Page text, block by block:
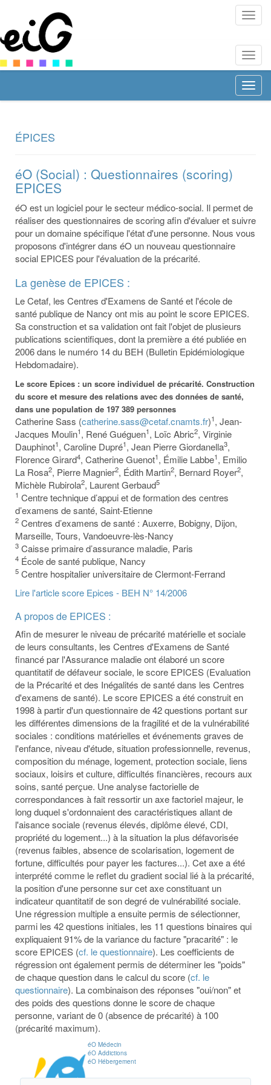
EIG
Santé
EIG
Santé
EIG
Santé
ÉPICES
éO (Social) : Questionnaires (scoring)
EPICES
éO est un logiciel pour le secteur médico-social. Il permet de
réaliser des questionnaires de scoring afin d'évaluer et suivre
pour un domaine spécifique l'état d'une personne. Nous vous
proposons d'intégrer dans éO un nouveau questionnaire
social EPICES pour l'évaluation de la précarité.
La genèse de EPICES :
Le Cetaf, les Centres d'Examens de Santé et l'école de
santé publique de Nancy ont mis au point le score EPICES.
Sa construction et sa validation ont fait l'objet de plusieurs
publications scientifiques, dont la première a été publiée en
2006 dans le numéro 14 du BEH (Bulletin Epidémiologique
Hebdomadaire).
Le score Epices : un score individuel de précarité. Construction
du score et mesure des relations avec des données de santé,
dans une population de 197 389 personnes
Catherine Sass (catherine.sass@cetaf.cnamts.fr)1, Jean-
Jacques Moulin1, René Guéguen1, Loïc Abric2, Virginie
Dauphinot1, Caroline Dupré1, Jean Pierre Giordanella3,
Florence Girard4, Catherine Guenot1, Émilie Labbe1, Emilio
La Rosa2, Pierre Magnier2, Édith Martin2, Bernard Royer2,
Michèle Rubirola2, Laurent Gerbaud5
1 Centre technique d’appui et de formation des centres
d’examens de santé, Saint-Etienne
2 Centres d’examens de santé : Auxerre, Bobigny, Dijon,
Marseille, Tours, Vandoeuvre-lès-Nancy
3 Caisse primaire d’assurance maladie, Paris
4 École de santé publique, Nancy
5 Centre hospitalier universitaire de Clermont-Ferrand
Lire l'article score Epices - BEH N° 14/2006
A propos de EPICES :
Afin de mesurer le niveau de précarité matérielle et sociale
de leurs consultants, les Centres d'Examens de Santé
financé par l'Assurance maladie ont élaboré un score
quantitatif de défaveur sociale, le score EPICES (Evaluation
de la Précarité et des Inégalités de santé dans les Centres
d'examens de santé). Le score EPICES a été construit en
1998 à partir d'un questionnaire de 42 questions portant sur
les différentes dimensions de la fragilité et de la vulnérabilité
sociales : conditions matérielles et événements graves de
l'enfance, niveau d'étude, situation professionnelle, revenus,
composition du ménage, logement, protection sociale, liens
sociaux, loisirs et culture, difficultés financières, recours aux
soins, santé perçue. Une analyse factorielle de
correspondances à fait ressortir un axe factoriel majeur, le
long duquel s'ordonnaient des caractéristiques allant de
l'aisance sociale (revenus élevés, diplôme élevé, CDI,
propriété du logement...) à la situation la plus défavorisée
(revenus faibles, absence de scolarisation, logement de
fortune, difficultés pour payer les factures...). Cet axe a été
interprété comme le reflet du gradient social lié à la précarité,
la position d'une personne sur cet axe constituant un
indicateur quantitatif de son degré de vulnérabilité sociale.
Une régression multiple a ensuite permis de sélectionner,
parmi les 42 questions initiales, les 11 questions binaires qui
expliquaient 91% de la variance du facture "pracarité" : le
score EPICES (cf. le questionnaire). Les coefficients de
régression ont également permis de déterminer les "poids"
de chaque question dans le calcul du score (cf. le
questionnaire). La combinaison des réponses "oui/non" et
des poids des questions donne le score de chaque
personne, variant de 0 (absence de précarité) à 100
(précarité maximum).
éO Médecin
éO Addictions
éO Hébergement